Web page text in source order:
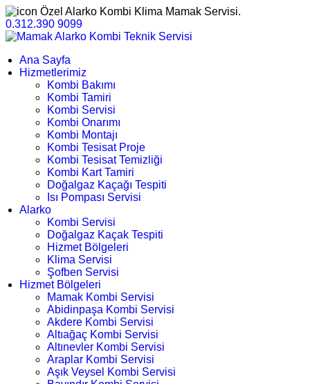
Özel Alarko Kombi Klima Mamak Servisi.
0.312.390 9099
Ana Sayfa
Hizmetlerimiz
Kombi Bakımı
Kombi Tamiri
Kombi Servisi
Kombi Onarımı
Kombi Montajı
Kombi Tesisat Proje
Kombi Tesisat Temizliği
Kombi Kart Tamiri
Doğalgaz Kaçağı Tespiti
Isı Pompası Servisi
Alarko
Kombi Servisi
Doğalgaz Kaçak Tespiti
Hizmet Bölgeleri
Klima Servisi
Şofben Servisi
Hizmet Bölgeleri
Mamak Kombi Servisi
Abidinpaşa Kombi Servisi
Akdere Kombi Servisi
Altıağaç Kombi Servisi
Altınevler Kombi Servisi
Araplar Kombi Servisi
Aşık Veysel Kombi Servisi